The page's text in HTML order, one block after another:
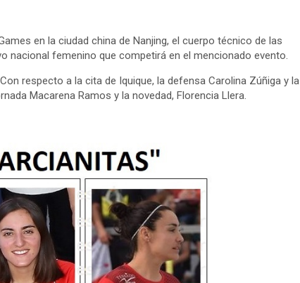
en la ciudad china de Nanjing, el cuerpo técnico de las
nacional femenino que competirá en el mencionado evento.
respecto a la cita de Iquique, la defensa Carolina Zúñiga y la
Macarena Ramos y la novedad, Florencia Llera.